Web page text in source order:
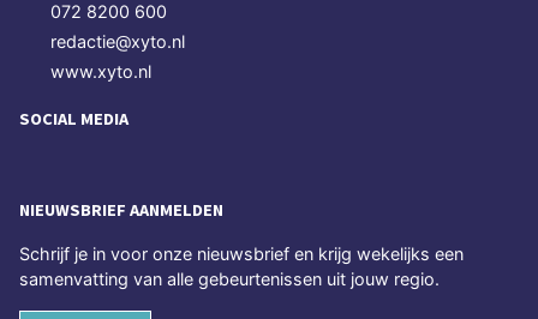
072 8200 600
redactie@xyto.nl
www.xyto.nl
SOCIAL MEDIA
NIEUWSBRIEF AANMELDEN
Schrijf je in voor onze nieuwsbrief en krijg wekelijks een
samenvatting van alle gebeurtenissen uit jouw regio.